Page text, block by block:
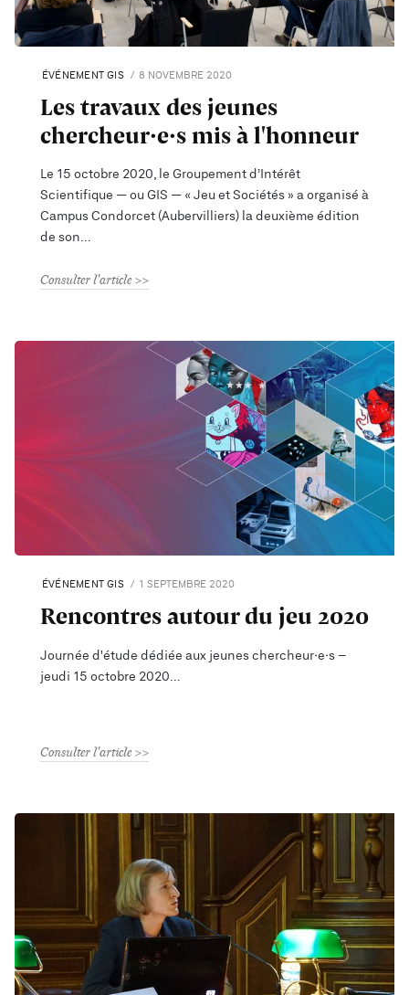
ÉVÉNEMENT GIS 8 NOVEMBRE 2020
Les travaux des jeunes
chercheur·e·s mis à l'honneur
Le 15 octobre 2020, le Groupement d’Intérêt
Scientifique — ou GIS — « Jeu et Sociétés » a organisé à
Campus Condorcet (Aubervilliers) la deuxième édition
de son
Consulter l'article
ÉVÉNEMENT GIS 1 SEPTEMBRE 2020
Rencontres autour du jeu 2020
Journée d'étude dédiée aux jeunes chercheur·e·s –
jeudi 15 octobre 2020
Consulter l'article